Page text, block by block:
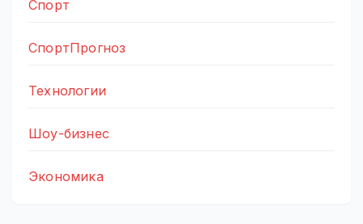
Спорт
СпортПрогноз
Технологии
Шоу-бизнес
Экономика